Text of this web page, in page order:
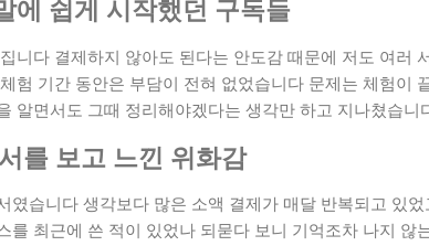
에 쉽게 시작했던 구독들
니다 결제하지 않아도 된다는 안도감 때문에 저도 여러
험 기간 동안은 부담이 전혀 없었습니다 문제는 체험이
알면서도 그때 정리해야겠다는 생각만 하고 지나쳤습니
를 보고 느낀 위화감
였습니다 생각보다 많은 소액 결제가 매달 반복되고 있
를 최근에 쓴 적이 있었나 되묻다 보니 기억조차 나지 않